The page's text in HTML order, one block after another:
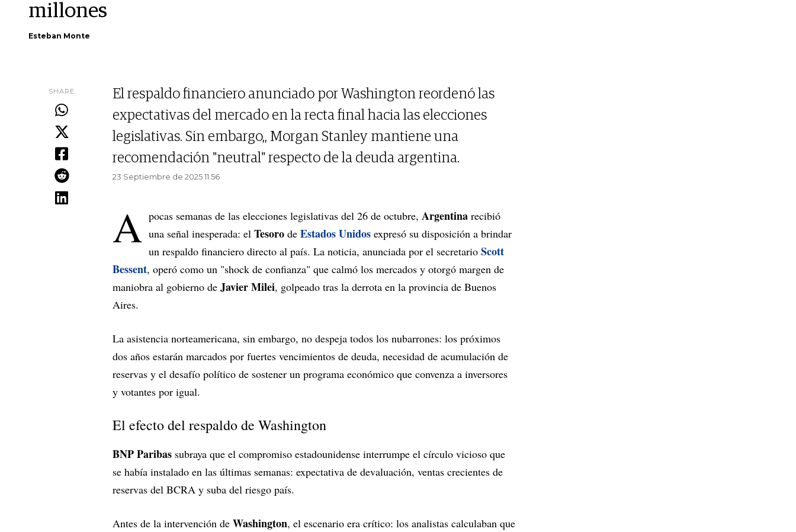
millones
Esteban Monte
SHARE
El respaldo financiero anunciado por Washington reordenó las
expectativas del mercado en la recta final hacia las elecciones
legislativas. Sin embargo,, Morgan Stanley mantiene una
recomendación "neutral" respecto de la deuda argentina.
23 Septiembre de 2025 11.56
A pocas semanas de las elecciones legislativas del 26 de octubre, Argentina recibió
una señal inesperada: el Tesoro de Estados Unidos expresó su disposición a brindar
un respaldo financiero directo al país. La noticia, anunciada por el secretario Scott
Bessent, operó como un "shock de confianza" que calmó los mercados y otorgó margen de
maniobra al gobierno de Javier Milei, golpeado tras la derrota en la provincia de Buenos
Aires.
La asistencia norteamericana, sin embargo, no despeja todos los nubarrones: los próximos
dos años estarán marcados por fuertes vencimientos de deuda, necesidad de acumulación de
reservas y el desafío político de sostener un programa económico que convenza a inversores
y votantes por igual.
El efecto del respaldo de Washington
BNP Paribas subraya que el compromiso estadounidense interrumpe el círculo vicioso que
se había instalado en las últimas semanas: expectativa de devaluación, ventas crecientes de
reservas del BCRA y suba del riesgo país.
Antes de la intervención de Washington, el escenario era crítico: los analistas calculaban que